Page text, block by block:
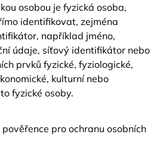
osobou je fyzická osoba,
identifikovat, zejména
například jméno,
údaje, síťový identifikátor nebo
prvků fyzické, fyziologické,
kulturní nebo
fyzické osoby.
pro ochranu osobních